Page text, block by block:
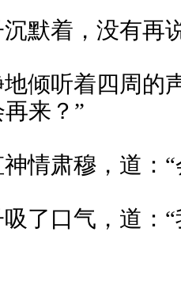
默着，没有再
倾听着四周的
来？”
情肃穆，道：“
了口气，道：